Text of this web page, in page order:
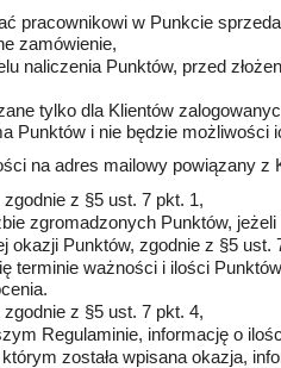
w Punkcie
zamówienie,
naliczenia Punktów, przed
tylko dla Klientów
Punktów i nie będzie możliwości
na adres mailowy powiązany z
z §5 ust. 7 pkt. 1,
zgromadzonych Punktów,
Punktów, zgodnie z §5 ust.
terminie ważności i ilości
z §5 ust. 7 pkt. 4,
Regulaminie, informację o
została wpisana okazja,